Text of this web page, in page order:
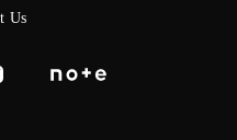
Us